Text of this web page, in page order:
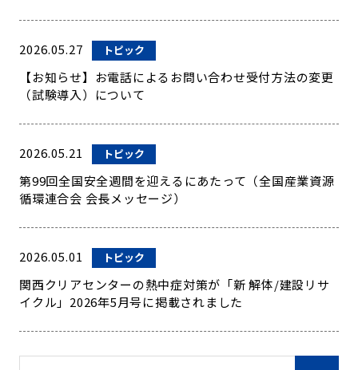
2026.05.27 トピック
【お知らせ】お電話によるお問い合わせ受付方法の変更
（試験導入）について
2026.05.21 トピック
第99回全国安全週間を迎えるにあたって（全国産業資源
循環連合会 会長メッセージ）
2026.05.01 トピック
関西クリアセンターの熱中症対策が「新 解体/建設リサ
イクル」2026年5月号に掲載されました